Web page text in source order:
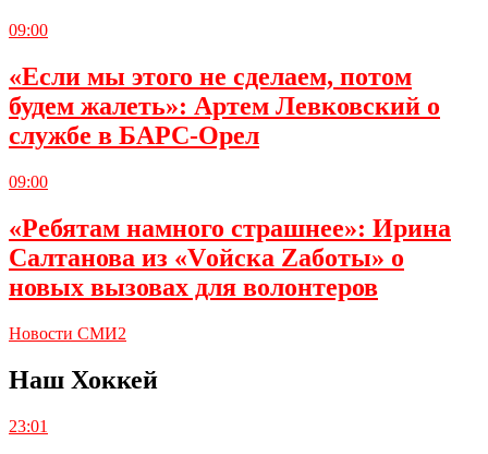
09:00
«Если мы этого не сделаем, потом
будем жалеть»: Артем Левковский о
службе в БАРС-Орел
09:00
«Ребятам намного страшнее»: Ирина
Салтанова из «Vойска Zаботы» о
новых вызовах для волонтеров
Новости СМИ2
Наш Хоккей
23:01